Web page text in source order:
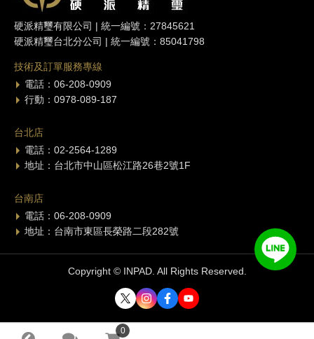
0
硬派精璽有限公司 | 統一編號：27845621
硬派精璽台北分公司 | 統一編號：85041798
技術及訂單服務專線
電話：06-208-0909
行動：0978-089-187
台北店
電話：02-2564-1289
地址：台北市中山區松江路26巷2號1F
台南店
電話：06-208-0909
地址：台南市東區長榮路二段282號
Copyright © INPAD. All Rights Reserved.